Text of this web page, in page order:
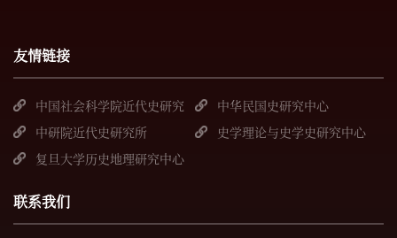
友情链接
中国社会科学院近代史研究
所
中华民国史研究中心
中研院近代史研究所
史学理论与史学史研究中心
复旦大学历史地理研究中心
联系我们